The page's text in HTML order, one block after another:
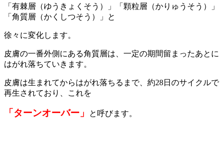
「有棘層（ゆうきょくそう）」「顆粒層（かりゅうそう）」
「角質層（かくしつそう）」と
徐々に変化します。
皮膚の一番外側にある角質層は、一定の期間留まったあとに
はがれ落ちていきます。
皮膚は生まれてからはがれ落ちるまで、約28日のサイクルで
再生されており、これを
「ターンオーバー」 と呼びます。